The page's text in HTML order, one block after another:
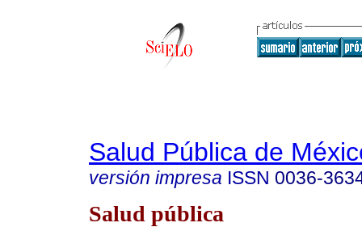
Salud Pública de
versión impresa ISSN 0036-
Salud pública